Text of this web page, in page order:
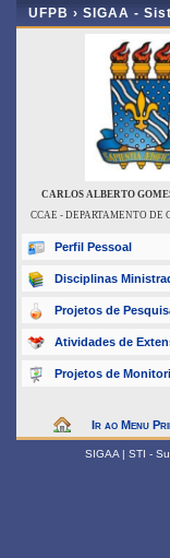
UFPB › SIGAA -
CARLOS ALBERTO
CCAE - DEPARTAMENTO DE
Perfil Pessoal
Disciplinas
Projetos de
Atividades de
Projetos de
Ir ao Menu
SIGAA | STI -